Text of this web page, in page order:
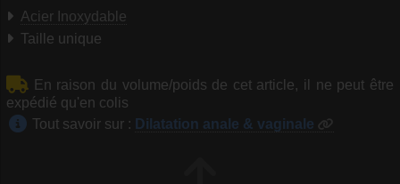
Acier Inoxydable
Taille unique
En raison du volume/poids de cet article, il ne peut être
expédié qu'en colis
Tout savoir sur : Dilatation anale & vaginale